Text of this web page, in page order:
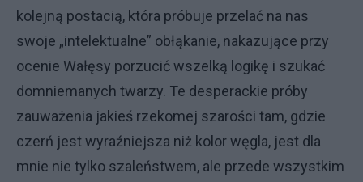
kolejną postacią, która próbuje przelać na nas
swoje „intelektualne” obłąkanie, nakazujące przy
ocenie Wałęsy porzucić wszelką logikę i szukać
domniemanych twarzy. Te desperackie próby
zauważenia jakieś rzekomej szarości tam, gdzie
czerń jest wyraźniejsza niż kolor węgla, jest dla
mnie nie tylko szaleństwem, ale przede wszystkim